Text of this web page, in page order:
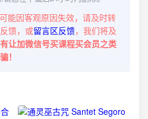
能因客观原因失效，请及时转
馈，或留言区反馈，我们将及
让加微信号买课程买会员之类
！